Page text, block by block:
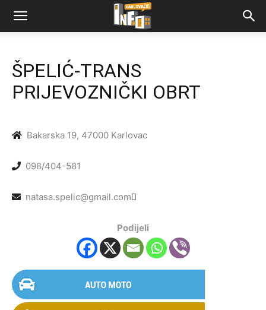
ŠPELIĆ-TRANS
PRIJEVOZNIČKI OBRT
Bakarska 19, 47000 Karlovac
098/404-581
natasa.spelic@gmail.com
Podijeli